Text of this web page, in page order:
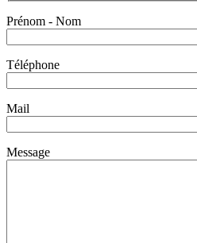
Prénom - Nom
Téléphone
Mail
Message